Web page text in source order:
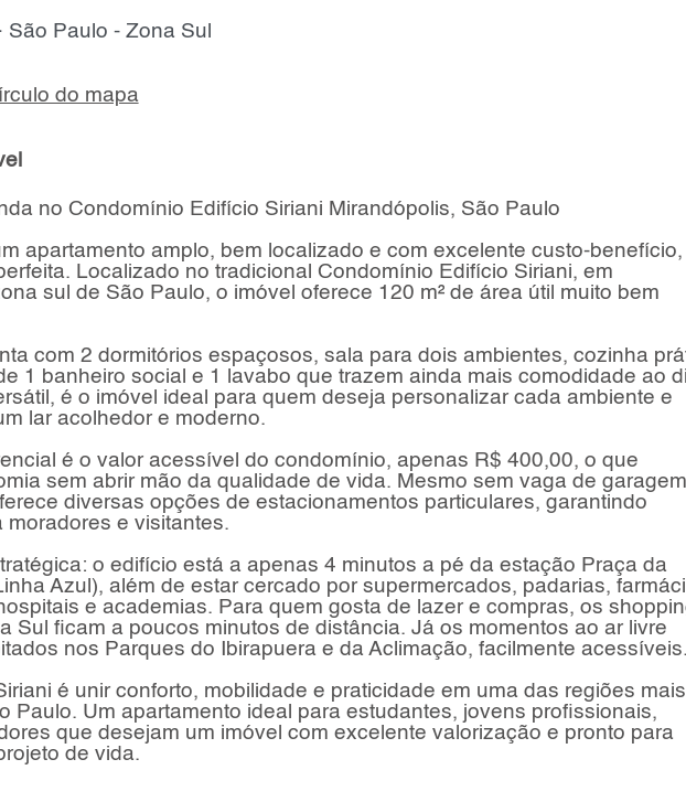
São Paulo - Zona Sul
do mapa
no Condomínio Edifício Siriani Mirandópolis, São Paulo
apartamento amplo, bem localizado e com excelente custo-
Localizado no tradicional Condomínio Edifício Siriani, em
sul de São Paulo, o imóvel oferece 120 m² de área útil muito bem
com 2 dormitórios espaçosos, sala para dois ambientes, cozinha
1 banheiro social e 1 lavabo que trazem ainda mais comodidade ao
é o imóvel ideal para quem deseja personalizar cada ambiente e
lar acolhedor e moderno.
é o valor acessível do condomínio, apenas R$ 400,00, o que
sem abrir mão da qualidade de vida. Mesmo sem vaga de garagem
diversas opções de estacionamentos particulares, garantindo
e visitantes.
o edifício está a apenas 4 minutos a pé da estação Praça da
Azul), além de estar cercado por supermercados, padarias,
e academias. Para quem gosta de lazer e compras, os
Sul ficam a poucos minutos de distância. Já os momentos ao ar livre
nos Parques do Ibirapuera e da Aclimação, facilmente
é unir conforto, mobilidade e praticidade em uma das regiões mais
Paulo. Um apartamento ideal para estudantes, jovens profissionais,
que desejam um imóvel com excelente valorização e pronto para
de vida.